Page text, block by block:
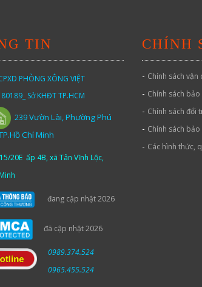
TIN
PHÒNG XÔNG VIỆT
Sở KHĐT TP.HCM
239Vườn Lài,Phường Phú
Chí Minh
20E ấp 4B, xã Tân Vĩnh Lộc,
đang cập nhật 2026
đã cập nhật 2026
0989.374.524
0965.455.524
CHÍNH
- Chính sách vận
- Chính sách
- Chính sách đổi
- Chính sách
- Các hình thức,